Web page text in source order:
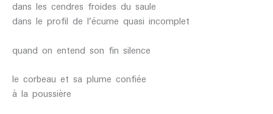
dans les cendres froides du saule
dans le profil de l’écume quasi incomplet
quand on entend son fin silence
le corbeau et sa plume confiée
à la poussière